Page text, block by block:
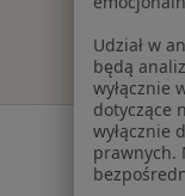
Udział w
będą
wyłącznie
dotyczące
wyłącznie
prawnych.